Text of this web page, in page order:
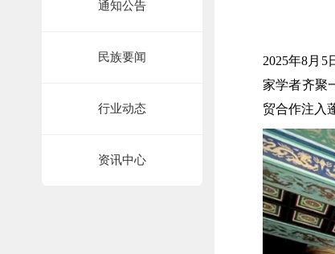
通知公告
民族要闻
行业动态
资讯中心
2025年8月
家学者齐聚
贸合作注入